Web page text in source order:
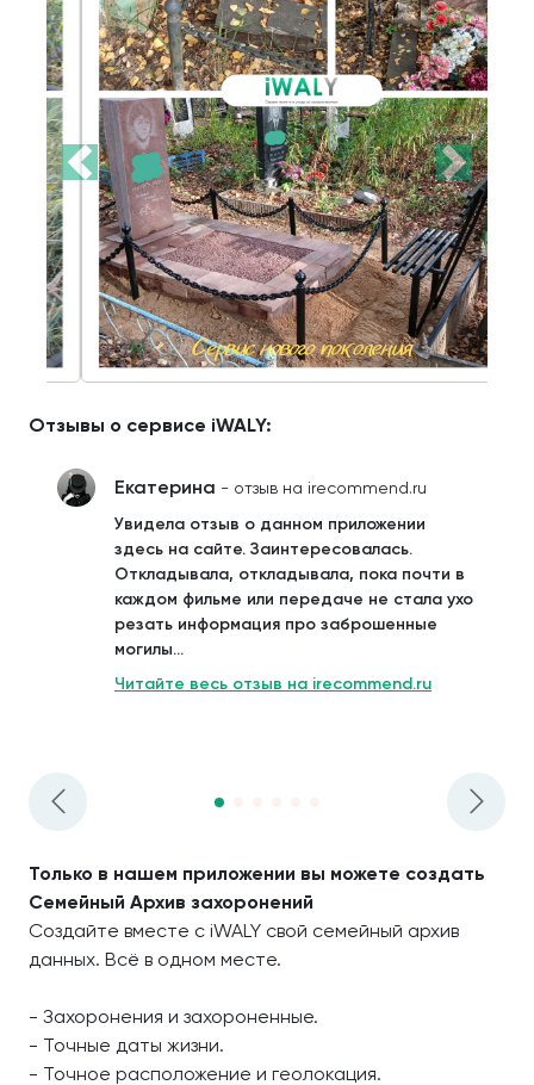
Отзывы о сервисе iWALY:
Екатерина - отзыв на irecommend.ru
Увидела отзыв о данном приложении
здесь на сайте. Заинтересовалась.
Откладывала, откладывала, пока почти в
каждом фильме или передаче не стала ухо
резать информация про заброшенные
могилы...
Читайте весь отзыв на irecommend.ru
Только в нашем приложении вы можете создать
Семейный Архив захоронений
Создайте вместе с iWALY свой семейный архив
данных. Всё в одном месте.
- Захоронения и захороненные.
- Точные даты жизни.
- Точное расположение и геолокация.